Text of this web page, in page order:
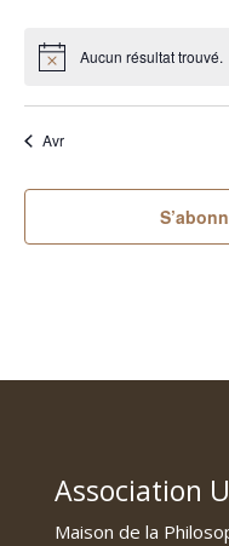
Notice Aucun résultat trouvé.
Avr
Association
Maison de la